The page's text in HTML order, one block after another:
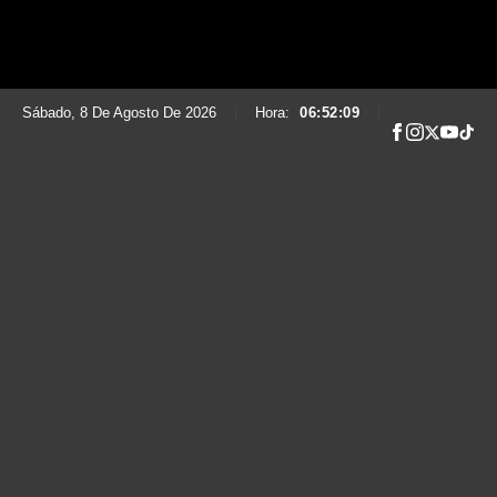
Sábado, 8 De Agosto De 2026 Hora: 06:52:10